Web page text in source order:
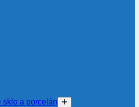
sklo a porcelán